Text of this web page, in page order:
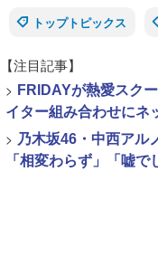
トップトピックス
【注目記事】
> FRIDAYが熱愛スク
イター組み合わせにネ
> 乃木坂46・中西アル
「相変わらず」「嘘で